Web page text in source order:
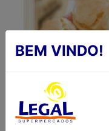
BEM VINDO!